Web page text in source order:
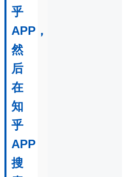
乎
APP，
然
后
在
知
乎
APP
搜